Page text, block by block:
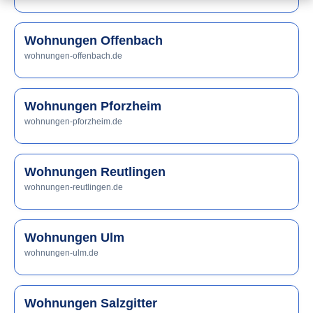
Wohnungen Offenbach
wohnungen-offenbach.de
Wohnungen Pforzheim
wohnungen-pforzheim.de
Wohnungen Reutlingen
wohnungen-reutlingen.de
Wohnungen Ulm
wohnungen-ulm.de
Wohnungen Salzgitter